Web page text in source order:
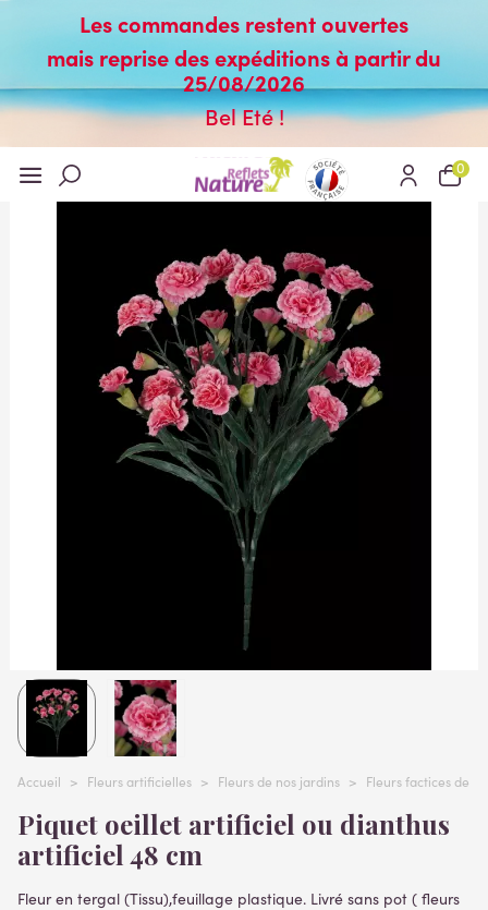
Les commandes restent ouvertes
mais reprise des expéditions à partir du
25/08/2026
Bel Eté !
0
Accueil > Fleurs artificielles > Fleurs de nos jardins > Fleurs factices de
Piquet oeillet artificiel ou dianthus
artificiel 48 cm
Fleur en tergal (Tissu),feuillage plastique. Livré sans pot ( fleurs